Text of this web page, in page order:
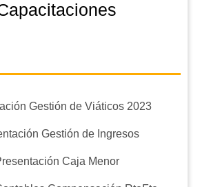
Gestión de Viáticos 2023
Gestión de Ingresos
Caja Menor